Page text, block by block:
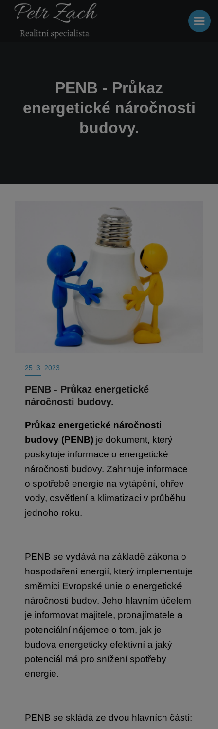
PENB - Průkaz
energetické náročnosti
budovy.
25. 3. 2023
PENB - Průkaz energetické
náročnosti budovy.
Průkaz energetické náročnosti
budovy (PENB) je dokument, který
poskytuje informace o energetické
náročnosti budovy. Zahrnuje informace
o spotřebě energie na vytápění, ohřev
vody, osvětlení a klimatizaci v průběhu
jednoho roku.
PENB se vydává na základě zákona o
hospodaření energií, který implementuje
směrnici Evropské unie o energetické
náročnosti budov. Jeho hlavním účelem
je informovat majitele, pronajímatele a
potenciální nájemce o tom, jak je
budova energeticky efektivní a jaký
potenciál má pro snížení spotřeby
energie.
PENB se skládá ze dvou hlavních částí: